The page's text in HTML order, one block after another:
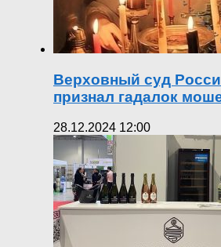
Верховный суд
признал гадалок
28.12.2024 12:00